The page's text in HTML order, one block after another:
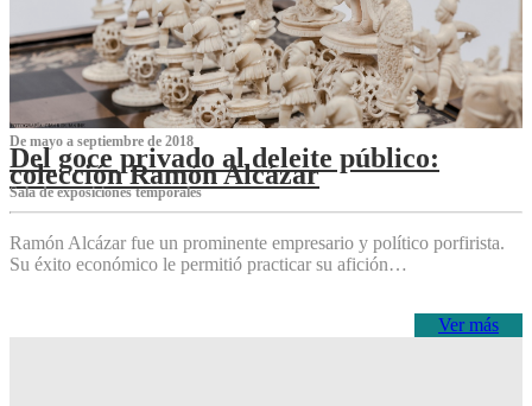
De mayo a septiembre de 2018
Del goce privado al deleite público:
colección Ramón Alcázar
Sala de exposiciones temporales
Ramón Alcázar fue un prominente empresario y político porfirista.
Su éxito económico le permitió practicar su afición…
Ver más